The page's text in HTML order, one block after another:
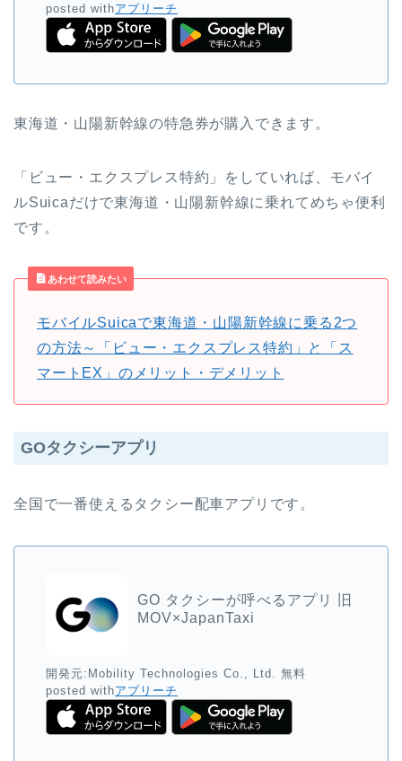
posted withアプリーチ
東海道・山陽新幹線の特急券が購入できます。
「ビュー・エクスプレス特約」をしていれば、モバイ
ルSuicaだけで東海道・山陽新幹線に乗れてめちゃ便利
です。
あわせて読みたい
モバイルSuicaで東海道・山陽新幹線に乗る2つ
の方法～「ビュー・エクスプレス特約」と「ス
マートEX」のメリット・デメリット
GOタクシーアプリ
全国で一番使えるタクシー配車アプリです。
GO タクシーが呼べるアプリ 旧
MOV×JapanTaxi
開発元: Mobility Technologies Co., Ltd.
無料
posted withアプリーチ